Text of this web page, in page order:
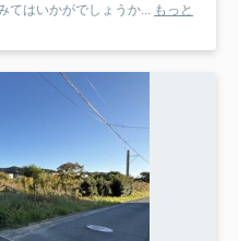
てはいかがでしょうか... もっと